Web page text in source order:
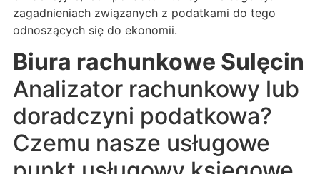
zagadnieniach związanych z podatkami do tego
odnoszących się do ekonomii.
Biura rachunkowe Sulęcin
Analizator rachunkowy lub
doradczyni podatkowa?
Czemu nasze usługowe